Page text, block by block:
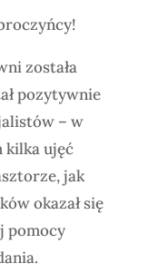
została
pozytywnie
– w
kilka ujęć
jak
okazał się
pomocy